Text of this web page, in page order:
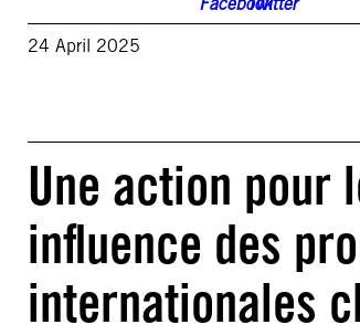
24 April 2025
Une action pour
influence des
internationales